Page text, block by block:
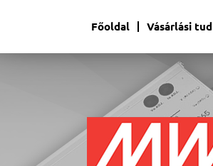
Főoldal Vásárlási